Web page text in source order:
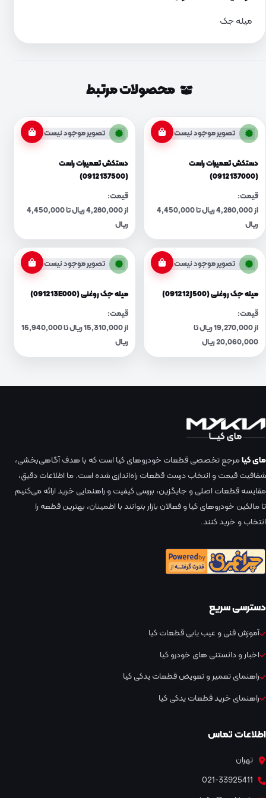
میله جک
محصولات مرتبط
تصویر موجود نیست
دستکش تعمیرات راست
(0912137000)
قیمت:
از 4,280,000 ریال تا 4,450,000
ریال
تصویر موجود نیست
دستکش تعمیرات راست
(0912137500)
قیمت:
از 4,280,000 ریال تا 4,450,000
ریال
تصویر موجود نیست
میله جک روغنی (091212J500)
قیمت:
از 19,270,000 ریال تا
20,060,000 ریال
تصویر موجود نیست
میله جک روغنی (091213E000)
قیمت:
از 15,310,000 ریال تا 15,940,000
ریال
مای کیامرجع تخصصی قطعات خودروهای کیا است که با هدف آگاهی‌بخشی،
شفافیت قیمت و انتخاب درست قطعات راه‌اندازی شده است. ما اطلاعات دقیق،
مقایسه قطعات اصلی و جایگزین، بررسی کیفیت و راهنمایی خرید ارائه می‌کنیم
تا مالکین خودروهای کیا و فعالان بازار بتوانند با اطمینان، بهترین قطعه را
انتخاب و خرید کنند.
دسترسی سریع
آموزش فنی و عیب یابی قطعات کیا
اخبار و دانستنی های خودرو کیا
راهنمای تعمیر و تعویض قطعات یدکی کیا
راهنمای خرید قطعات یدکی کیا
اطلاعات تماس
تهران
021-33925411